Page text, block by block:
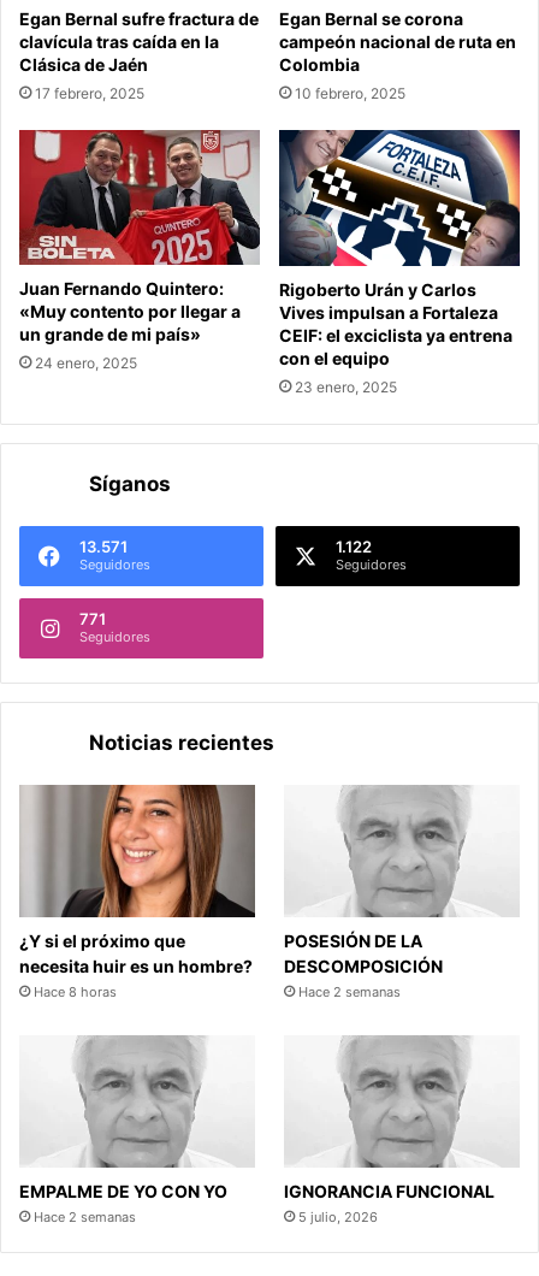
Egan Bernal sufre fractura de
clavícula tras caída en la
Clásica de Jaén
17 febrero, 2025
Egan Bernal se corona
campeón nacional de ruta en
Colombia
10 febrero, 2025
Juan Fernando Quintero:
«Muy contento por llegar a
un grande de mi país»
24 enero, 2025
Rigoberto Urán y Carlos
Vives impulsan a Fortaleza
CEIF: el exciclista ya entrena
con el equipo
23 enero, 2025
Síganos
13.571
Seguidores
1.122
Seguidores
771
Seguidores
Noticias recientes
¿Y si el próximo que
necesita huir es un hombre?
Hace 8 horas
POSESIÓN DE LA
DESCOMPOSICIÓN
Hace 2 semanas
EMPALME DE YO CON YO
Hace 2 semanas
IGNORANCIA FUNCIONAL
5 julio, 2026